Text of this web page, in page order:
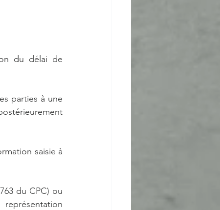
du délai de
parties à une
saisie à
du CPC) ou